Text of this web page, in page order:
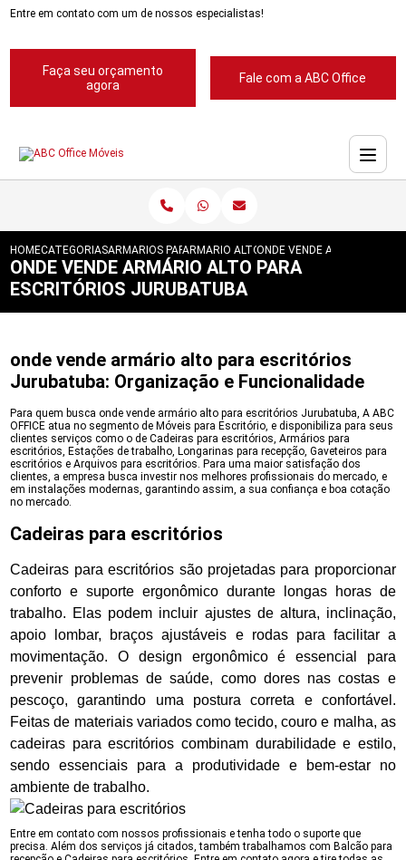
Entre em contato com um de nossos especialistas!
Faça seu orçamento
agora
Fale com a ABC Office
HOMECATEGORIASARMARIOS PARA ESCRITORIOS
ARMARIO ALTO PARA ESCRITORIOS
ONDE VENDE ARMARIO
ONDE VENDE ARMÁRIO ALTO PARA
ESCRITÓRIOS JURUBATUBA
onde vende armário alto para escritórios
Jurubatuba: Organização e Funcionalidade
Para quem busca onde vende armário alto para escritórios Jurubatuba, A ABC
OFFICE atua no segmento de Móveis para Escritório, e disponibiliza para seus
clientes serviços como o de Cadeiras para escritórios, Armários para
escritórios, Estações de trabalho, Longarinas para recepção, Gaveteiros para
escritórios e Arquivos para escritórios. Para uma maior satisfação dos
clientes, a empresa busca investir nos melhores profissionais do mercado, e
em instalações modernas, garantindo assim, a sua confiança e boa cotação
no mercado.
Cadeiras para escritórios
Cadeiras para escritórios são projetadas para proporcionar
conforto e suporte ergonômico durante longas horas de
trabalho. Elas podem incluir ajustes de altura, inclinação,
apoio lombar, braços ajustáveis e rodas para facilitar a
movimentação. O design ergonômico é essencial para
prevenir problemas de saúde, como dores nas costas e
pescoço, garantindo uma postura correta e confortável.
Feitas de materiais variados como tecido, couro e malha, as
cadeiras para escritórios combinam durabilidade e estilo,
sendo essenciais para a produtividade e bem-estar no
ambiente de trabalho.
Entre em contato com nossos profissionais e tenha todo o suporte que
precisa. Além dos serviços já citados, também trabalhamos com Balcão para